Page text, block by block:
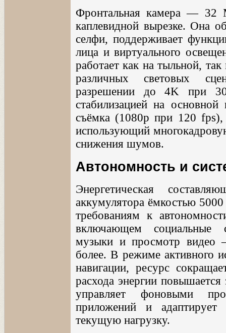
Фронтальная камера — 32
каплевидной вырезке. Она
селфи, поддерживает
лица и виртуального
работает как на тыльной,
различных световых
разрешении до 4K при
стабилизацией на
съёмка (1080p при 120
использующий
снижения шумов.
Автономность и
Энергетическая
аккумулятора ёмкостью
требованиям к
включающем социальные
музыки и просмотр видео
более. В режиме активного
навигации, ресурс
расхода энергии
управляет фоновыми
приложений и адаптирует
текущую нагрузку.